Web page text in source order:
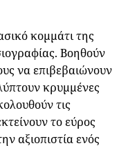
κομμάτι της
Βοηθούν
να επιβεβαιώνουν
κρυμμένες
τις
το εύρος
αξιοπιστία ενός